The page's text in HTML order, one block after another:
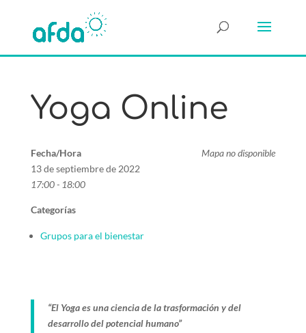
Yoga Online
Mapa no disponible
Fecha/Hora
13 de septiembre de 2022
17:00 - 18:00
Categorías
Grupos para el bienestar
“El Yoga es una ciencia de la trasformación y del
desarrollo del potencial humano”